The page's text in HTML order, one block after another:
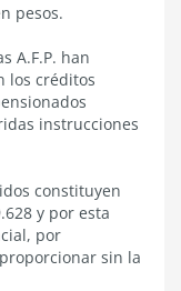
pesos.
A.F.P. han
los créditos
instrucciones
constituyen
y por esta
por
sin la